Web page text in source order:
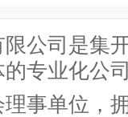
司是集
专业化公
单位，